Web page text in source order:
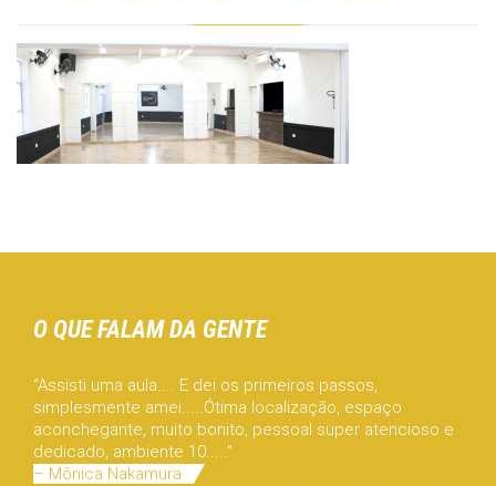
O QUE FALAM DA GENTE
“Assisti uma aula.... E dei os primeiros passos,
simplesmente amei.....Ótima localização, espaço
aconchegante, muito bonito, pessoal super atencioso e
dedicado, ambiente 10.....”
– Mônica Nakamura